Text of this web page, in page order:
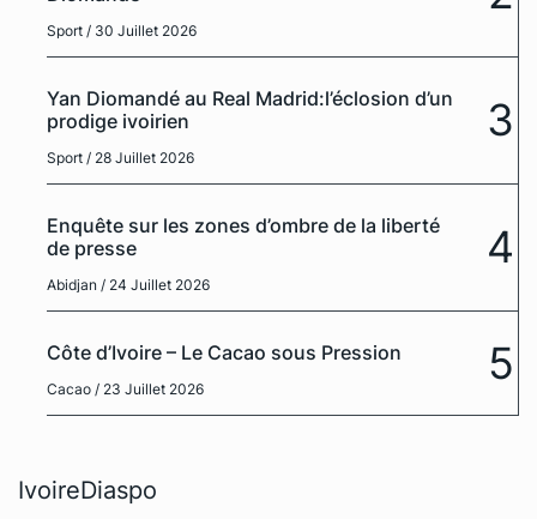
Sport / 30 Juillet 2026
Yan Diomandé au Real Madrid:l’éclosion d’un
prodige ivoirien
Sport / 28 Juillet 2026
3
Enquête sur les zones d’ombre de la liberté
de presse
Abidjan / 24 Juillet 2026
4
Côte d’Ivoire – Le Cacao sous Pression
Cacao / 23 Juillet 2026 5
IvoireDiaspo